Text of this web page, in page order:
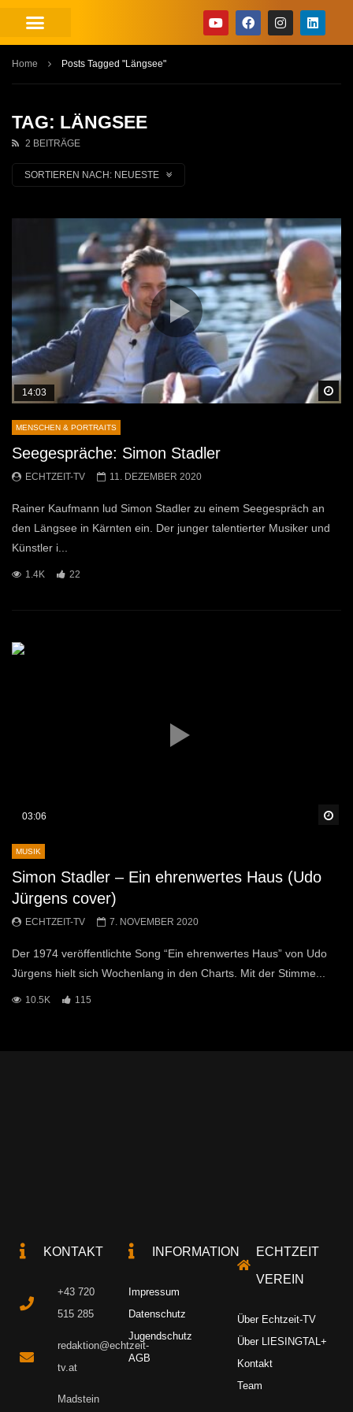
Home Posts Tagged "Längsee"
TAG: LÄNGSEE
2 BEITRÄGE
SORTIEREN NACH: NEUESTE
14:03
MENSCHEN & PORTRAITS
Seegespräche: Simon Stadler
ECHTZEIT-TV 11. DEZEMBER 2020
Rainer Kaufmann lud Simon Stadler zu einem Seegespräch an
den Längsee in Kärnten ein. Der junger talentierter Musiker und
Künstler i...
1.4K 22
03:06
MUSIK
Simon Stadler – Ein ehrenwertes Haus (Udo
Jürgens cover)
ECHTZEIT-TV 7. NOVEMBER 2020
Der 1974 veröffentlichte Song “Ein ehrenwertes Haus” von Udo
Jürgens hielt sich Wochenlang in den Charts. Mit der Stimme...
10.5K 115
KONTAKT
+43 720
515 285
redaktion@echtzeit-
tv.at
Madstein
INFORMATION
Impressum
Datenschutz
Jugendschutz
AGB
ECHTZEIT
VEREIN
Über Echtzeit-TV
Über LIESINGTAL+
Kontakt
Team